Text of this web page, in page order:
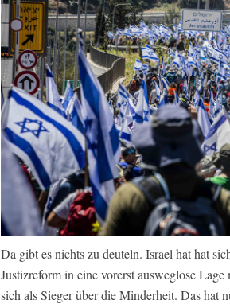
Da gibt es nichts zu deuteln. Israel hat hat
Justizreform in eine vorerst ausweglose
sich als Sieger über die Minderheit. Das hat